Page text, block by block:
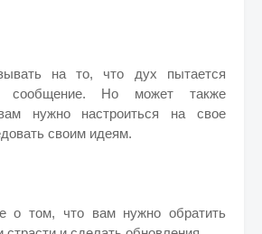
на то, что дух пытается
сообщение. Но может также
нужно настроиться на свое
своим идеям.
о том, что вам нужно обратить